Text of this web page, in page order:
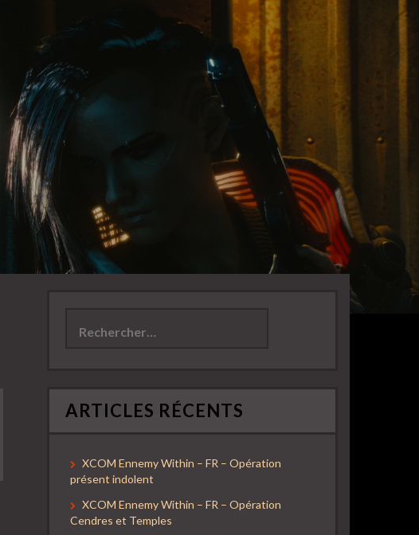
ARTICLES RÉCENTS
XCOM Ennemy Within – FR – Opération
présent indolent
XCOM Ennemy Within – FR – Opération
Cendres et Temples